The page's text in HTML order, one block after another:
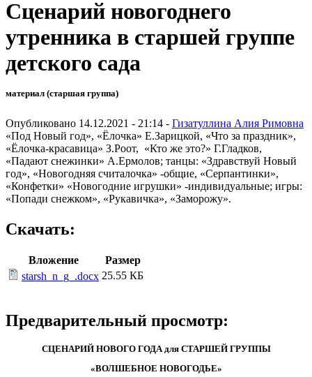
Сценарий новогоднего
утренника в старшей группе
детского сада
материал (старшая группа)
Опубликовано 14.12.2021 - 21:14 - Гизатуллина Алия Римовна
«Под Новый год», «Ёлочка» Е.Зарицкой, «Что за праздник»,
«Ёлочка-красавица» З.Роот, «Кто же это?» Г.Гладков,
«Падают снежинки» А.Ермолов; танцы: «Здравствуй Новый
год», «Новогодняя считалочка» -общие, «Серпантинки»,
«Конфетки» «Новогодние игрушки» -индивидуальные; игры:
«Попади снежком», «Рукавичка», «Заморожу».
Скачать:
Вложение
Размер
starsh_n_g_.docx 25.55 КБ
Предварительный просмотр:
СЦЕНАРИЙ НОВОГО ГОДА для СТАРШЕЙ ГРУППЫ
«ВОЛШЕБНОЕ НОВОГОДЬЕ»